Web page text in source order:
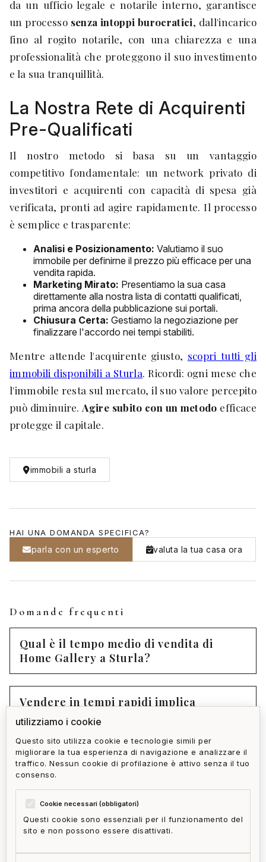
da un ufficio legale e notarile interno, garantisce
un processo senza intoppi burocratici, dall'incarico
fino al rogito notarile, con una chiarezza e una
professionalità che proteggono il suo investimento
e la sua tranquillità.
La Nostra Rete di Acquirenti
Pre-Qualificati
Il nostro metodo si basa su un vantaggio
competitivo fondamentale: un network privato di
investitori e acquirenti con capacità di spesa già
verificata, pronti ad agire rapidamente. Il processo
è semplice e trasparente:
Analisi e Posizionamento: Valutiamo il suo
immobile per definirne il prezzo più efficace per una
vendita rapida.
Marketing Mirato: Presentiamo la sua casa
direttamente alla nostra lista di contatti qualificati,
prima ancora della pubblicazione sui portali.
Chiusura Certa: Gestiamo la negoziazione per
finalizzare l'accordo nei tempi stabiliti.
Mentre attende l'acquirente giusto, scopri tutti gli
immobili disponibili a Sturla. Ricordi: ogni mese che
l'immobile resta sul mercato, il suo valore percepito
può diminuire.Agire subito con un metodo efficace
protegge il capitale.
immobili a sturla
HAI UNA DOMANDA SPECIFICA?
parla con un esperto valuta la tua casa ora
Domande frequenti
Qual è il tempo medio di vendita di
Home Gallery a Sturla?
Vendere in tempi rapidi implica
necessariamente abbassare il prezzo?
Come funziona la rete di acquirenti pre-
qualificati di Home Gallery?
utilizziamo i cookie
Questo sito utilizza cookie e tecnologie simili per
migliorare la tua esperienza di navigazione e analizzare il
traffico. Nessun cookie di profilazione è attivo senza il tuo
consenso.
Cookie necessari (obbligatori)
Questi cookie sono essenziali per il funzionamento del
sito e non possono essere disattivati.